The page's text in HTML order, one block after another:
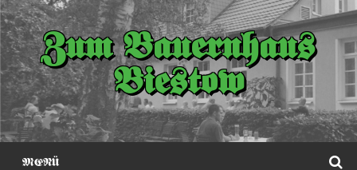
Zum
Inhalt
springenZum Bauernhaus
Biestow
MENÜ